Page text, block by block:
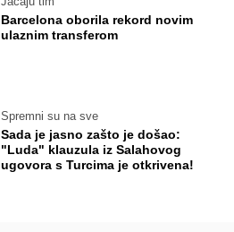
Barcelona oborila rekord novim
ulaznim transferom
Spremni su na sve
Sada je jasno zašto je došao:
"Luda" klauzula iz Salahovog
ugovora s Turcima je otkrivena!